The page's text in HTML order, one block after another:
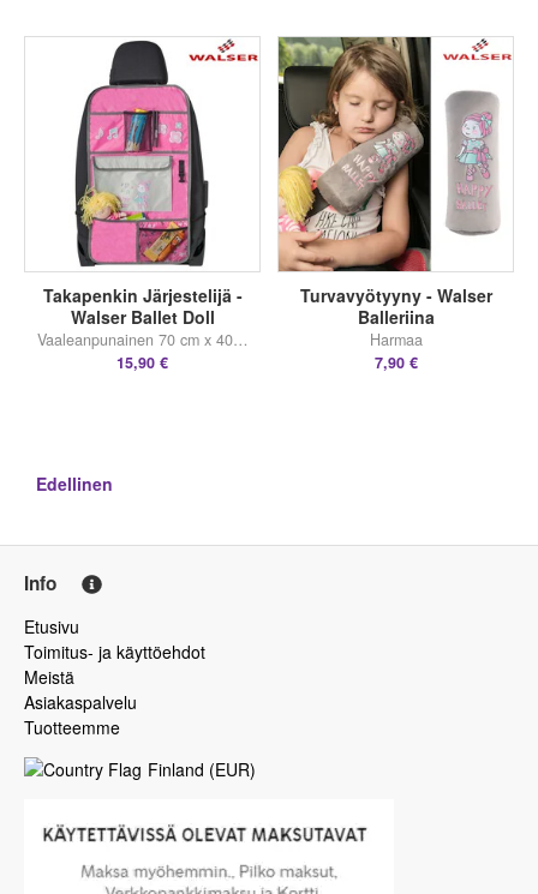
Takapenkin Järjestelijä -
Walser Ballet Doll
Vaaleanpunainen 70 cm x 40 cm
15,90 €
Turvavyötyyny - Walser
Balleriina
Harmaa
7,90 €
Edellinen
Info
Etusivu
Toimitus- ja käyttöehdot
Meistä
Asiakaspalvelu
Tuotteemme
Finland (EUR)